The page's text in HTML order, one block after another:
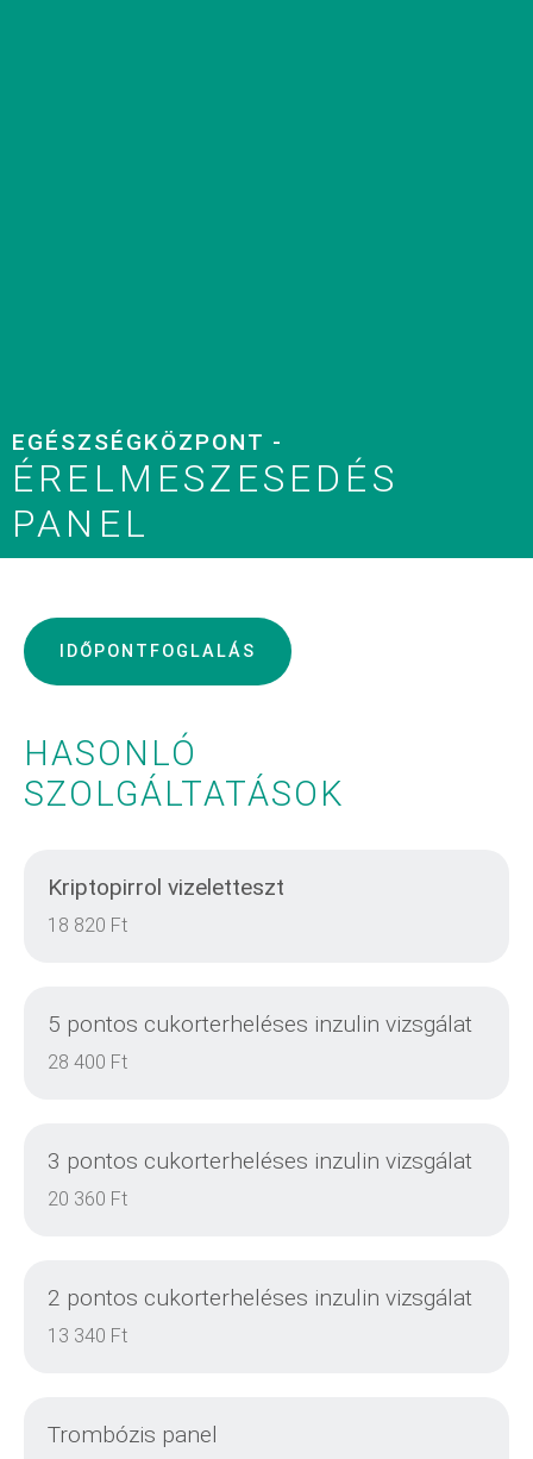
EGÉSZSÉGKÖZPONT -
ÉRELMESZESEDÉS
PANEL
IDŐPONTFOGLALÁS
HASONLÓ
SZOLGÁLTATÁSOK
Kriptopirrol vizeletteszt
18 820 Ft
5 pontos cukorterheléses inzulin vizsgálat
28 400 Ft
3 pontos cukorterheléses inzulin vizsgálat
20 360 Ft
2 pontos cukorterheléses inzulin vizsgálat
13 340 Ft
Trombózis panel